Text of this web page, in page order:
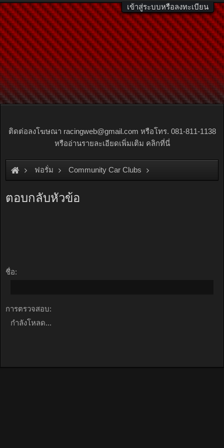
เข้าสู่ระบบหรือลงทะเบียน
ติดต่อลงโฆษณา racingweb@gmail.com หรือโทร. 081-811-1138
หรืออ่านรายละเอียดเพิ่มเติม คลิกที่นี่
ฟอรั่ม Community Car Clubs
ตอบกลับหัวข้อ
ชื่อ:
การตรวจสอบ:
กำลังโหลด...